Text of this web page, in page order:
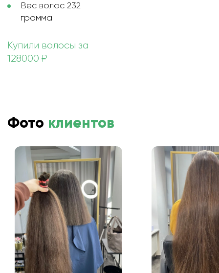
Вес волос 232
грамма
Купили волосы за
128000 ₽
Фото клиентов